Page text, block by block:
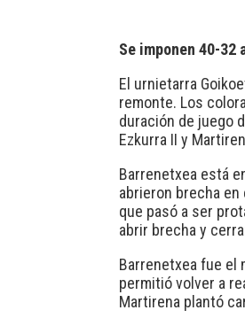
Se imponen 40-
El urnietarra
remonte. Los
duración de juego
Ezkurra II y
Barrenetxea está
abrieron brecha
que pasó a ser
abrir brecha y
Barrenetxea fue el
permitió volver a
Martirena plantó